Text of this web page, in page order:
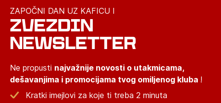
ZAPOČNI DAN UZ KAFICU I
ZVEZDIN
NEWSLETTER
Ne propusti najvažnije novosti o utakmicama,
dešavanjima i promocijama tvog omiljenog kluba !
Kratki imejlovi za koje ti treba 2 minuta